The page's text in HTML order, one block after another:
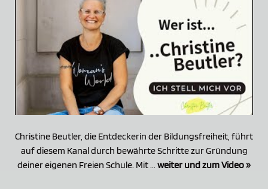
Christine Beutler, die Entdeckerin der Bildungsfreiheit, führt
auf diesem Kanal durch bewährte Schritte zur Gründung
deiner eigenen Freien Schule. Mit ... weiter und zum Video »